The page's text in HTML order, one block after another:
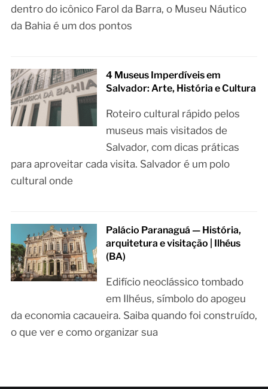
dentro do icônico Farol da Barra, o Museu Náutico
da Bahia é um dos pontos
4 Museus Imperdíveis em
Salvador: Arte, História e Cultura
Roteiro cultural rápido pelos
museus mais visitados de
Salvador, com dicas práticas
para aproveitar cada visita. Salvador é um polo
cultural onde
Palácio Paranaguá — História,
arquitetura e visitação | Ilhéus
(BA)
Edifício neoclássico tombado
em Ilhéus, símbolo do apogeu
da economia cacaueira. Saiba quando foi construído,
o que ver e como organizar sua